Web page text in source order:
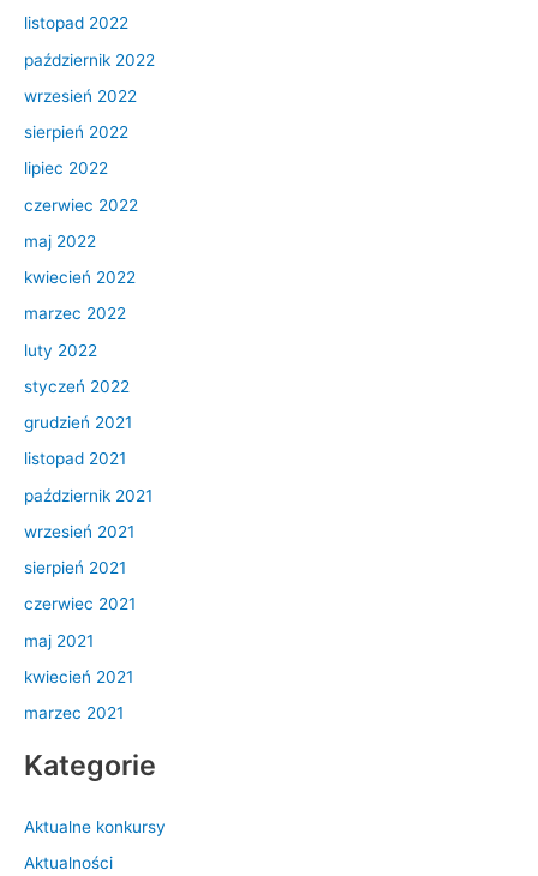
listopad 2022
październik 2022
wrzesień 2022
sierpień 2022
lipiec 2022
czerwiec 2022
maj 2022
kwiecień 2022
marzec 2022
luty 2022
styczeń 2022
grudzień 2021
listopad 2021
październik 2021
wrzesień 2021
sierpień 2021
czerwiec 2021
maj 2021
kwiecień 2021
marzec 2021
Kategorie
Aktualne konkursy
Aktualności